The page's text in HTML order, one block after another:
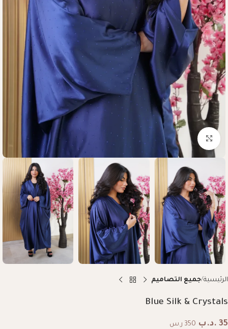
Click to enlarge
الرئيسية جميع التصاميم
Blue Silk & Crystals
35 .د.ب 350 ر.س